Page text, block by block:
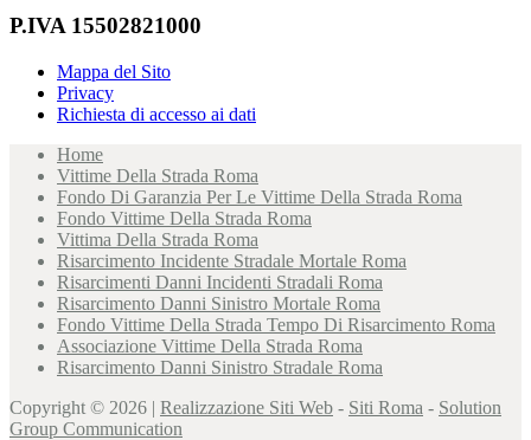
P.IVA 15502821000
Mappa del Sito
Privacy
Richiesta di accesso ai dati
Home
Vittime Della Strada Roma
Fondo Di Garanzia Per Le Vittime Della Strada Roma
Fondo Vittime Della Strada Roma
Vittima Della Strada Roma
Risarcimento Incidente Stradale Mortale Roma
Risarcimenti Danni Incidenti Stradali Roma
Risarcimento Danni Sinistro Mortale Roma
Fondo Vittime Della Strada Tempo Di Risarcimento Roma
Associazione Vittime Della Strada Roma
Risarcimento Danni Sinistro Stradale Roma
Copyright © 2026 | Realizzazione Siti Web - Siti Roma - Solution
Group Communication